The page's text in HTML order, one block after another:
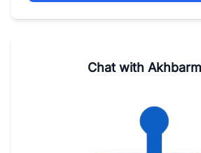
Chat with